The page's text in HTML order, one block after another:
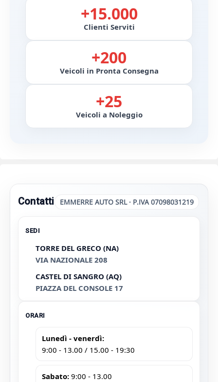
+15.000
Clienti Serviti
+200
Veicoli in Pronta Consegna
+25
Veicoli a Noleggio
Contatti EMMERRE AUTO SRL · P.IVA 07098031219
SEDI
TORRE DEL GRECO (NA)
VIA NAZIONALE 208
CASTEL DI SANGRO (AQ)
PIAZZA DEL CONSOLE 17
ORARI
Lunedì - venerdì:
9:00 - 13.00 / 15.00 - 19:30
Sabato: 9:00 - 13.00